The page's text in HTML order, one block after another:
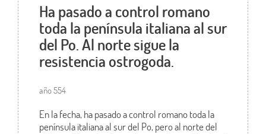
Ha pasado a control romano
toda la península italiana al sur
del Po. Al norte sigue la
resistencia ostrogoda.
año 554
En la fecha, ha pasado a control romano toda la
península italiana al sur del Po, pero al norte del